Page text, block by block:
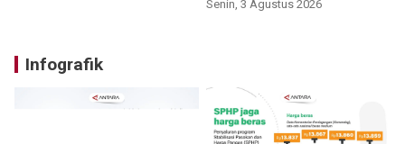
Senin, 3 Agustus 2026
Infografik